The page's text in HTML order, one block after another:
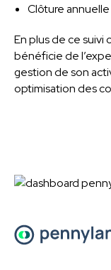
Clôture
En plus de ce
bénéficie de
gestion de son
optimisation des